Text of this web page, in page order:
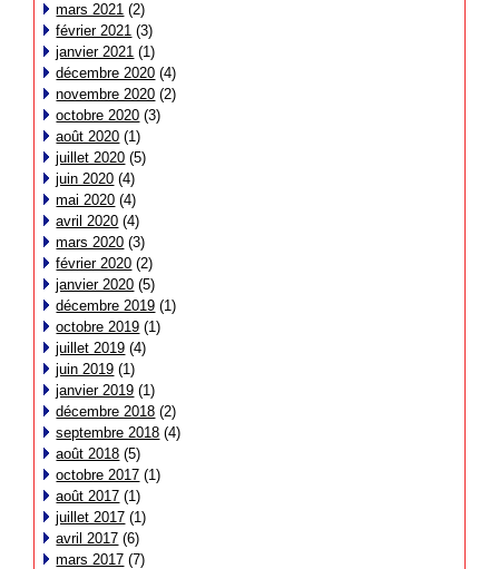
mars 2021 (2)
février 2021 (3)
janvier 2021 (1)
décembre 2020 (4)
novembre 2020 (2)
octobre 2020 (3)
août 2020 (1)
juillet 2020 (5)
juin 2020 (4)
mai 2020 (4)
avril 2020 (4)
mars 2020 (3)
février 2020 (2)
janvier 2020 (5)
décembre 2019 (1)
octobre 2019 (1)
juillet 2019 (4)
juin 2019 (1)
janvier 2019 (1)
décembre 2018 (2)
septembre 2018 (4)
août 2018 (5)
octobre 2017 (1)
août 2017 (1)
juillet 2017 (1)
avril 2017 (6)
mars 2017 (7)